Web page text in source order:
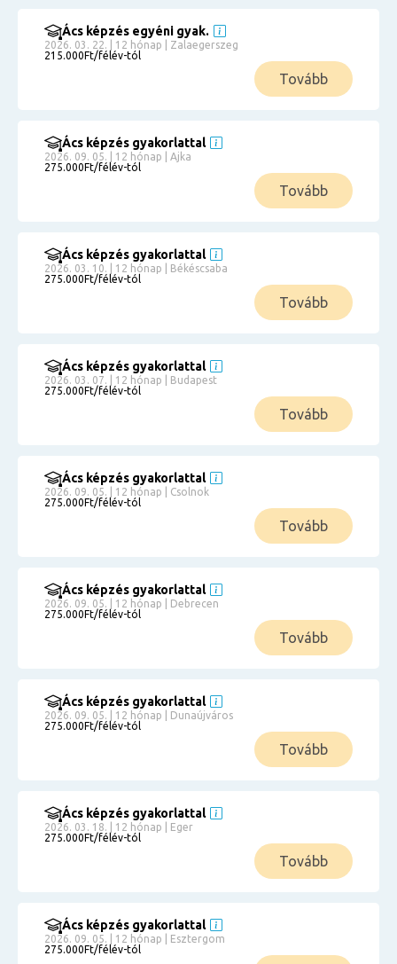
Ács képzés egyéni gyak.
2026. 03. 22. | 12 hónap | Zalaegerszeg
215.000Ft/félév-tól
Tovább
Ács képzés gyakorlattal
2026. 09. 05. | 12 hónap | Ajka
275.000Ft/félév-tól
Tovább
Ács képzés gyakorlattal
2026. 03. 10. | 12 hónap | Békéscsaba
275.000Ft/félév-tól
Tovább
Ács képzés gyakorlattal
2026. 03. 07. | 12 hónap | Budapest
275.000Ft/félév-tól
Tovább
Ács képzés gyakorlattal
2026. 09. 05. | 12 hónap | Csolnok
275.000Ft/félév-tól
Tovább
Ács képzés gyakorlattal
2026. 09. 05. | 12 hónap | Debrecen
275.000Ft/félév-tól
Tovább
Ács képzés gyakorlattal
2026. 09. 05. | 12 hónap | Dunaújváros
275.000Ft/félév-tól
Tovább
Ács képzés gyakorlattal
2026. 03. 18. | 12 hónap | Eger
275.000Ft/félév-tól
Tovább
Ács képzés gyakorlattal
2026. 09. 05. | 12 hónap | Esztergom
275.000Ft/félév-tól